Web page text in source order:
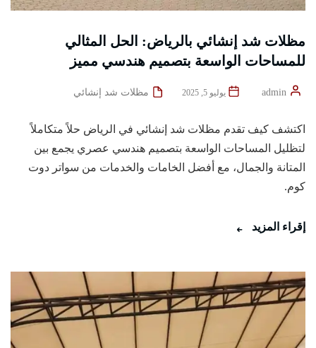
مظلات شد إنشائي بالرياض: الحل المثالي
للمساحات الواسعة بتصميم هندسي مميز
يوليو 5, 2025 مظلات شد إنشائي
اكتشف كيف تقدم مظلات شد إنشائي في الرياض حلاً متكاملاً
لتظليل المساحات الواسعة بتصميم هندسي عصري يجمع بين
المتانة والجمال، مع أفضل الخامات والخدمات من سواتر دوت
كوم.
إقراء المزيد